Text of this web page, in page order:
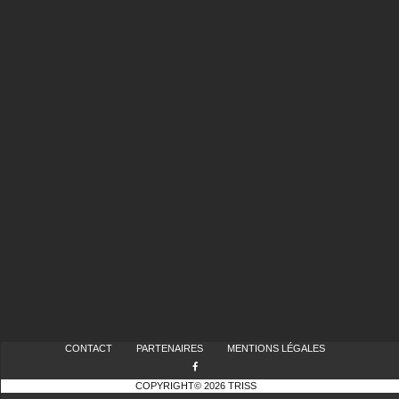
CONTACT PARTENAIRES MENTIONS LÉGALES
COPYRIGHT© 2026 TRISS